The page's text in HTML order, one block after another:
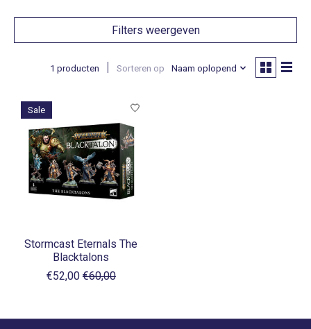
Filters weergeven
1 producten Sorteren op Naam oplopend
Sale
Stormcast Eternals The
Blacktalons
€52,00 €60,00